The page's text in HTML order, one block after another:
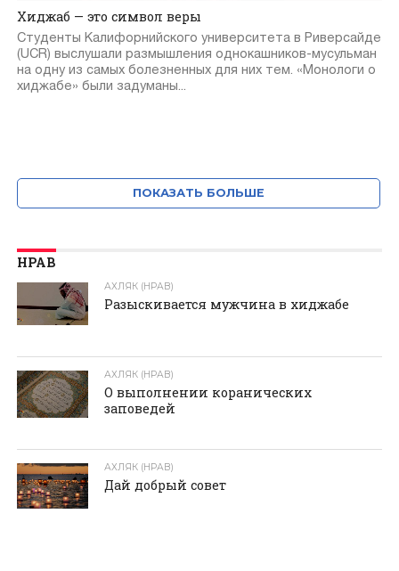
Хиджаб — это символ веры
Студенты Калифорнийского университета в Риверсайде
(UCR) выслушали размышления однокашников-мусульман
на одну из самых болезненных для них тем. «Монологи о
хиджабе» были задуманы...
ПОКАЗАТЬ БОЛЬШЕ
НРАВ
АХЛЯК (НРАВ)
Разыскивается мужчина в хиджабе
АХЛЯК (НРАВ)
О выполнении коранических
заповедей
АХЛЯК (НРАВ)
Дай добрый совет